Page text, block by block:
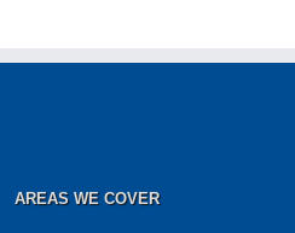
AREAS WE COVER